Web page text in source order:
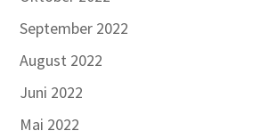
September 2022
August 2022
Juni 2022
Mai 2022